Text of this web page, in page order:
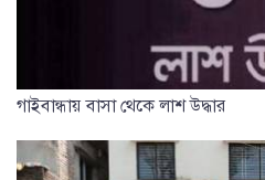
গাইবান্ধায় বাসা থেকে লাশ উদ্ধার